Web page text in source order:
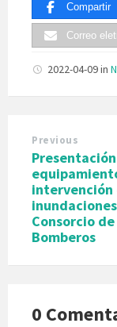
Compartir
Correo
2022-04-09in
Previous
intervención
Consorcio de
Bomberos
0